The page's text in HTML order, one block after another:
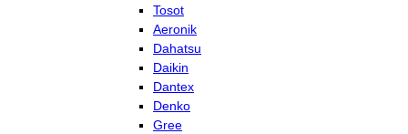
Tosot
Aeronik
Dahatsu
Daikin
Dantex
Denko
Gree